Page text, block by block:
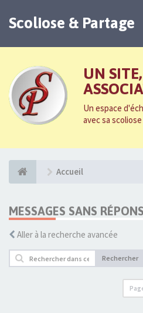
Scoliose & Partage
UN
Un espace
avec sa scoliose
Accueil
MESSAGES SANS
Aller à la recherche avancée
Rechercher